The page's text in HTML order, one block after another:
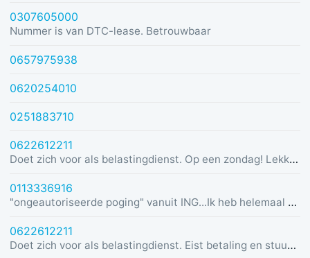
0307605000
Nummer is van DTC-lease. Betrouwbaar
0657975938
0620254010
0251883710
0622612211
Doet zich voor als belastingdienst. Op een zondag! Lekker dom
0113336916
"ongeautoriseerde poging" vanuit ING...Ik heb helemaal geen rekening bij ING :)
0622612211
Doet zich voor als belastingdienst. Eist betaling en stuurt link in bericht met dreiging van beslaglegging.